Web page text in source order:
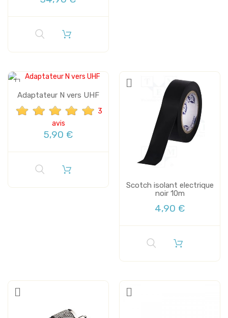
Adaptateur N vers UHF
3
avis
5,90 €
Scotch isolant electrique
noir 10m
4,90 €